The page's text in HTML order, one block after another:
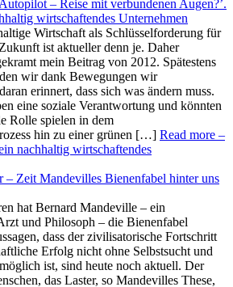
– Reise mit verbundenen Augen?’.
wirtschaftendes Unternehmen
Wirtschaft als Schlüsselforderung für
ist aktueller denn je. Daher
mein Beitrag von 2012. Spätestens
wir dank Bewegungen wir
erinnert, dass sich was ändern muss.
eine soziale Verantwortung und könnten
Rolle spielen in dem
hin zu einer grünen […] Read more –
nachhaltig wirtschaftendes
– Zeit Mandevilles Bienenfabel hinter uns
hat Bernard Mandeville – ein
und Philosoph – die Bienenfabel
dass der zivilisatorische Fortschritt
Erfolg nicht ohne Selbstsucht und
ist, sind heute noch aktuell. Der
das Laster, so Mandevilles These,